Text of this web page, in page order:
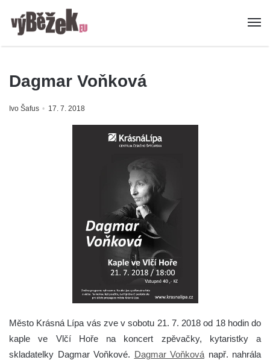
Dagmar Voňková
Ivo Šafus 17. 7. 2018
Město Krásná Lípa vás zve v sobotu 21. 7. 2018 od 18 hodin do
kaple ve Vlčí Hoře na koncert zpěvačky, kytaristky a
skladatelky Dagmar Voňkové. Dagmar Voňková např. nahrála